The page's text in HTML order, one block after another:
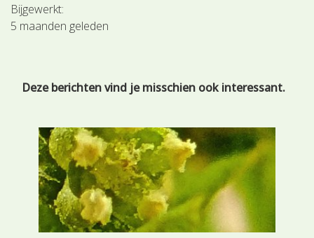
Bijgewerkt:
5 maanden geleden
Deze berichten vind je misschien ook interessant.